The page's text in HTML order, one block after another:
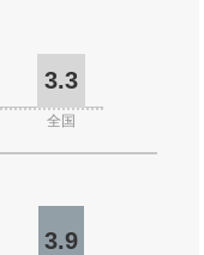
3.3
全国
3.9